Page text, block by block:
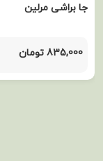
جا براشی مرلین
835,000 تومان